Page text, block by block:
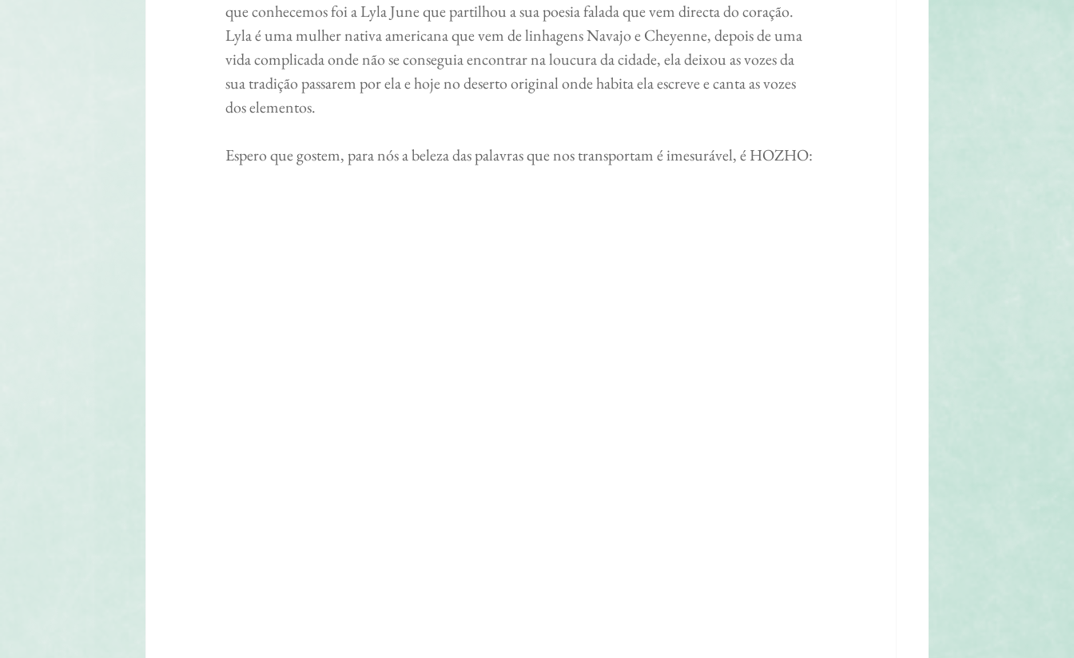
que conhecemos foi a Lyla June que partilhou a sua poesia falada que vem directa do coração.
Lyla é uma mulher nativa americana que vem de linhagens Navajo e Cheyenne, depois de uma
vida complicada onde não se conseguia encontrar na loucura da cidade, ela deixou as vozes da
sua tradição passarem por ela e hoje no deserto original onde habita ela escreve e canta as vozes
dos elementos.
Espero que gostem, para nós a beleza das palavras que nos transportam é imesurável, é HOZHO: